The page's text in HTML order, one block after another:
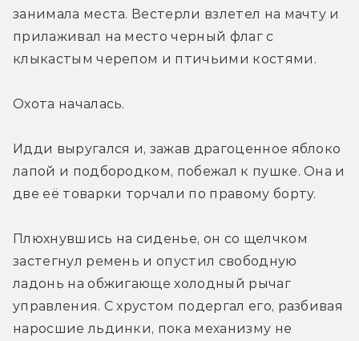
занимала места. Вестерли взлетел на мачту и
прилаживал на место черный флаг с
клыкастым черепом и птичьими костями.
Охота началась.
Идди выругался и, зажав драгоценное яблоко
лапой и подбородком, побежал к пушке. Она и
две её товарки торчали по правому борту.
Плюхнувшись на сиденье, он со щелчком
застегнул ремень и опустил свободную
ладонь на обжигающе холодный рычаг
управления. С хрустом подергал его, разбивая
наросшие льдинки, пока механизму не